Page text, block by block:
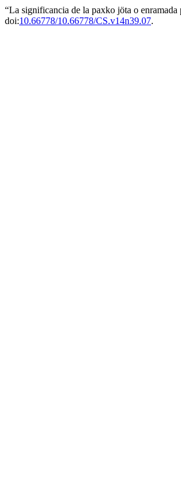
“La significancia de la paxko jöta o
doi:10.66778/10.66778/CS.v14n39.07.